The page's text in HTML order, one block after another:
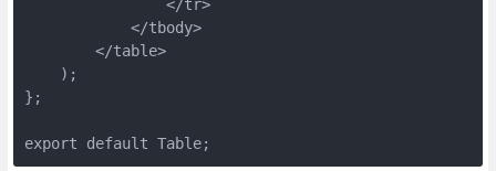
                </tr>
            </tbody>
        </table>
    );
};
export default Table;